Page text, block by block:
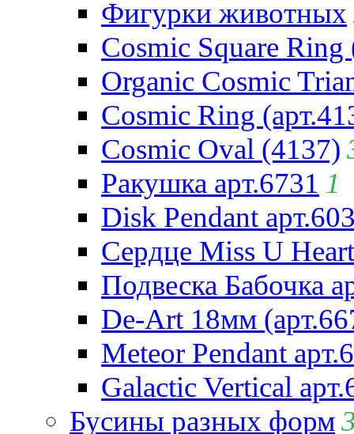
Фигурки животных
Cosmic Square Ring
Organic Cosmic
Cosmic Ring
Cosmic Oval (4137)
Ракушка арт.6731 1
Disk Pendant
Сердце Miss U
Подвеска Бабочка
De-Art 18мм
Meteor Pendant
Galactic Vertical
Бусины разных форм